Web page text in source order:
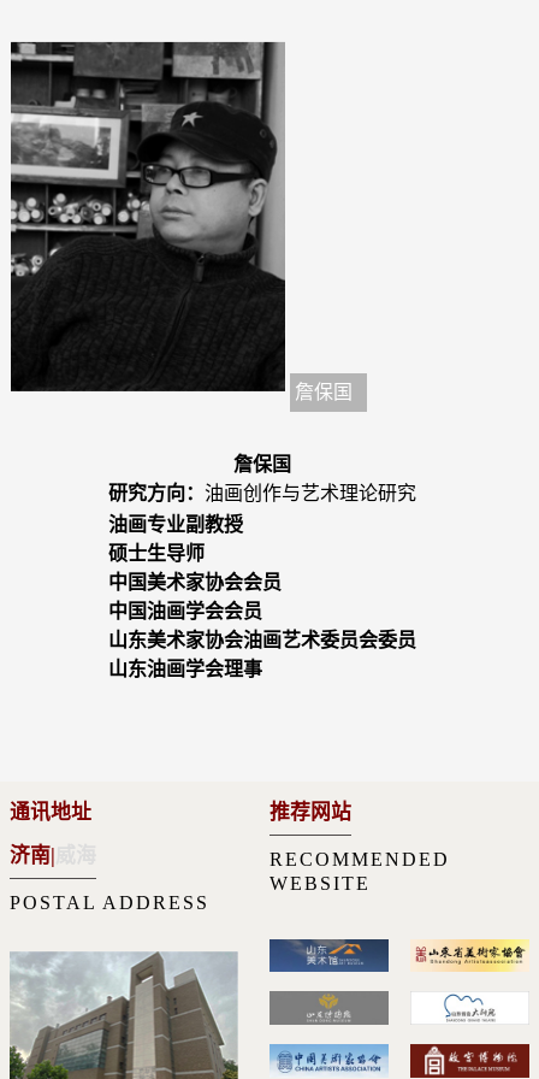
詹保国
詹保国
研究方向： 油画创作与艺术理论研究
油画专业副教授
硕士生导师
中国美术家协会会员
中国油画学会会员
山东美术家协会油画艺术委员会委员
山东油画学会理事
通讯地址
济南|
POSTAL ADDRESS
推荐网站
RECOMMENDED
WEBSITE